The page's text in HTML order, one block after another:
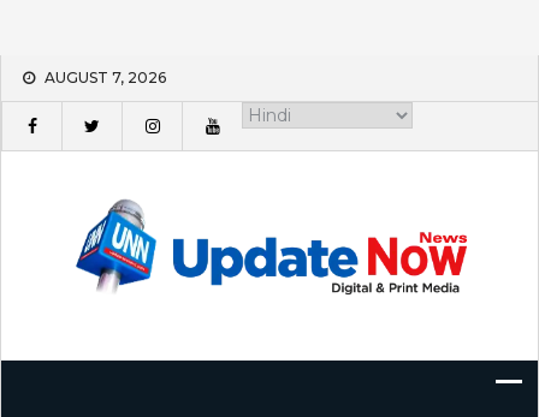
Skip
content
AUGUST 7, 2026